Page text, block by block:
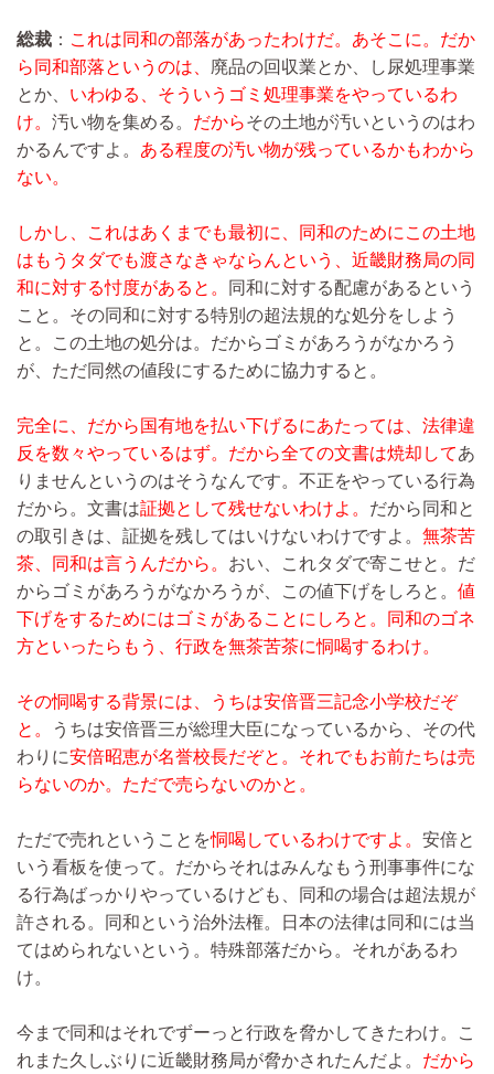
総裁 ： これは同和の部落があったわけだ。あそこに。だか
ら同和部落というのは、 廃品の回収業とか、し尿処理事業
とか、 いわゆる、そういうゴミ処理事業をやっているわ
け。 汚い物を集める。 だからその土地が汚いというのはわ
かるんですよ。 ある程度の汚い物が残っているかもわから
ない。
しかし、これはあくまでも最初に、同和のためにこの土地
はもうタダでも渡さなきゃならんという、近畿財務局の同
和に対する忖度があると。
同和に対する配慮があるという
こと。その同和に対する特別の超法規的な処分をしよう
と。この土地の処分は。だからゴミがあろうがなかろう
が、ただ同然の値段にするために協力すると。
完全に、だから国有地を払い下げるにあたっては、法律違
反を数々やっているはず。だから全ての文書は焼却してあ
りませんというのはそうなんです。不正をやっている行為
だから。文書は証拠として残せないわけよ。 だから同和と
の取引きは、証拠を残してはいけないわけですよ。 無茶苦
茶、同和は言うんだから。 おい、これタダで寄こせと。だ
からゴミがあろうがなかろうが、この値下げをしろと。 値
下げをするためにはゴミがあることにしろと。同和のゴネ
方といったらもう、行政を無茶苦茶に恫喝するわけ。
その恫喝する背景には、うちは安倍晋三記念小学校だぞ
と。
うちは安倍晋三が総理大臣になっているから、その代
わりに安倍昭恵が名誉校長だぞと。それでもお前たちは売
らないのか。ただで売らないのかと。
ただで売れということを恫喝しているわけですよ。 安倍と
いう看板を使って。だからそれはみんなもう刑事事件にな
る行為ばっかりやっているけども、同和の場合は超法規が
許される。同和という治外法権。日本の法律は同和には当
てはめられないという。特殊部落だから。それがあるわ
け。
今まで同和はそれでずーっと行政を脅かしてきたわけ。こ
れまた久しぶりに近畿財務局が脅かされたんだよ。 だから